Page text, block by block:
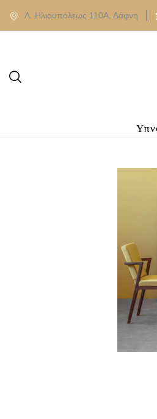
Λ. Ηλιουπόλεως 110Α, Δάφνη